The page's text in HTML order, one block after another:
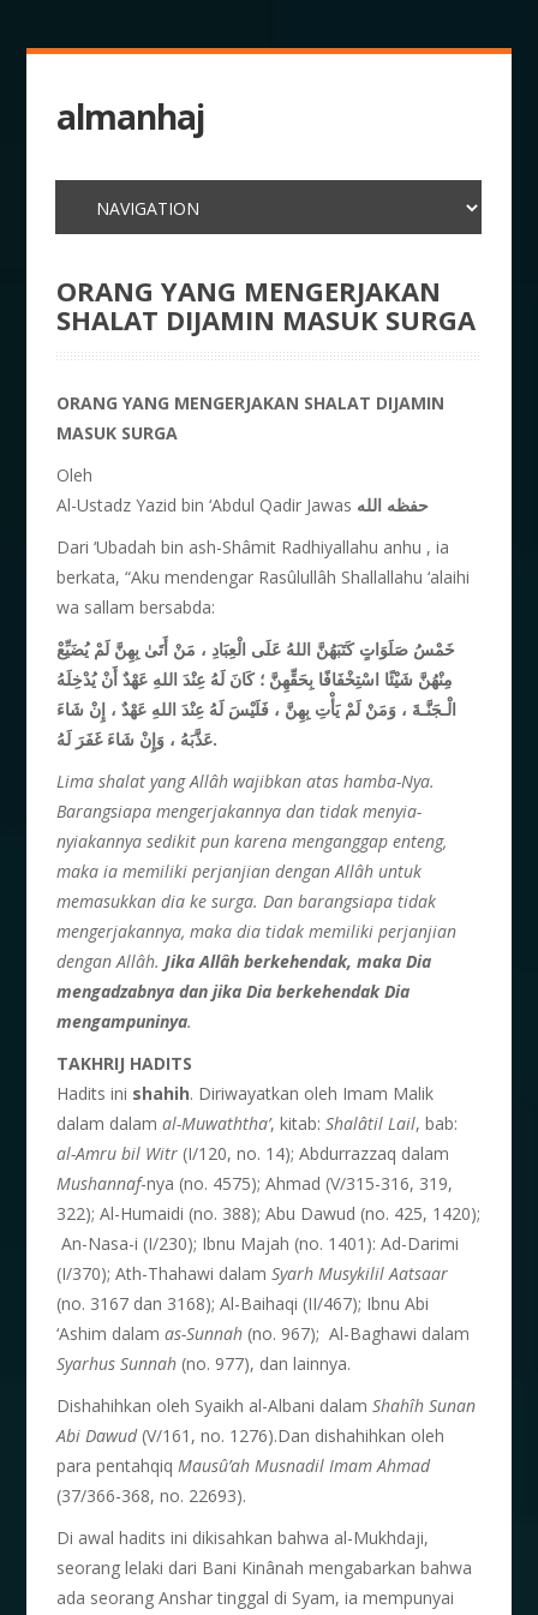
almanhaj
ORANG YANG MENGERJAKAN
SHALAT DIJAMIN MASUK SURGA
ORANG YANG MENGERJAKAN SHALAT DIJAMIN
MASUK SURGA
Oleh
Al-Ustadz Yazid bin ‘Abdul Qadir Jawas حفظه الله
Dari ‘Ubadah bin ash-Shâmit Radhiyallahu anhu , ia
berkata, “Aku mendengar Rasûlullâh Shallallahu ‘alaihi
wa sallam bersabda:
خَمْسُ صَلَوَاتٍ كَتَبَهُنَّ اللهُ عَلَى الْعِبَادِ ، مَنْ أَتَىٰ بِهِنَّ لَمْ يُضَيِّعْ
مِنْهُنَّ شَيْئًا اسْتِخْفَافًا بِحَقِّهِنَّ ؛ كَانَ لَهُ عِنْدَ اللهِ عَهْدٌ أَنْ يُدْخِلَهُ
الْـجَنَّـةَ ، وَمَنْ لَمْ يَأْتِ بِهِنَّ ، فَلَيْسَ لَهُ عِنْدَ اللهِ عَهْدٌ ، إِنْ شَاءَ
عَذَّبَهُ ، وَإِنْ شَاءَ غَفَرَ لَهُ.
Lima shalat yang Allâh wajibkan atas hamba-Nya.
Barangsiapa mengerjakannya dan tidakmenyia-
nyiakannya sedikit pun karena menganggapenteng,
maka ia memiliki perjanjian dengan Allâh untuk
memasukkan dia ke surga. Dan barangsiapa tidak
mengerjakannya, maka dia tidak memiliki perjanjian
dengan Allâh.Jika Allâh berkehendak,maka Dia
mengadzabnya dan jika Dia berkehendak Dia
mengampuninya.
TAKHRIJ HADITS
Hadits ini shahih. Diriwayatkan oleh Imam Malik
dalam dalamal-Muwaththa’, kitab:Shalâtil Lail, bab:
al-Amru bil Witr (I/120, no. 14); Abdurrazzaq dalam
Mushannaf-nya (no. 4575); Ahmad (V/315-316, 319,
322); Al-Humaidi (no. 388); Abu Dawud (no. 425, 1420);
An-Nasa-i (I/230); Ibnu Majah (no. 1401): Ad-Darimi
(I/370); Ath-Thahawi dalamSyarh Musykilil Aatsaar
(no. 3167 dan 3168); Al-Baihaqi (II/467); Ibnu Abi
‘Ashim dalamas-Sunnah (no. 967); Al-Baghawi dalam
Syarhus Sunnah (no. 977), dan lainnya.
Dishahihkan oleh Syaikh al-Albani dalamShahîh Sunan
Abi Dawud (V/161, no. 1276).Dan dishahihkan oleh
para pentahqiqMausû’ah Musnadil Imam Ahmad
(37/366-368, no. 22693).
Di awal hadits ini dikisahkan bahwa al-Mukhdaji,
seorang lelaki dari Bani Kinânah mengabarkan bahwa
ada seorang Anshar tinggal di Syam, ia mempunyai